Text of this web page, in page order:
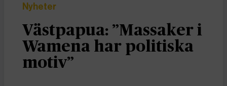
Nyheter
Västpapua: ”Massaker i
Wamena har politiska
motiv”